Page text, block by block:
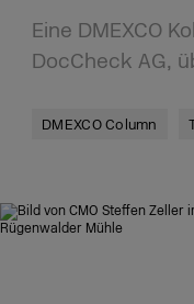
Eine DMEXCO
DocCheck AG,
DMEXCO Column